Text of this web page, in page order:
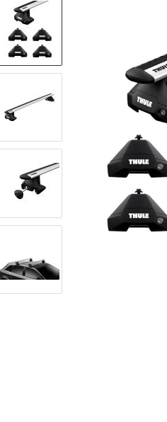
Reling
50.. für 7105
mit
40.. für 753
mit
60.. für 7106
mit
mit